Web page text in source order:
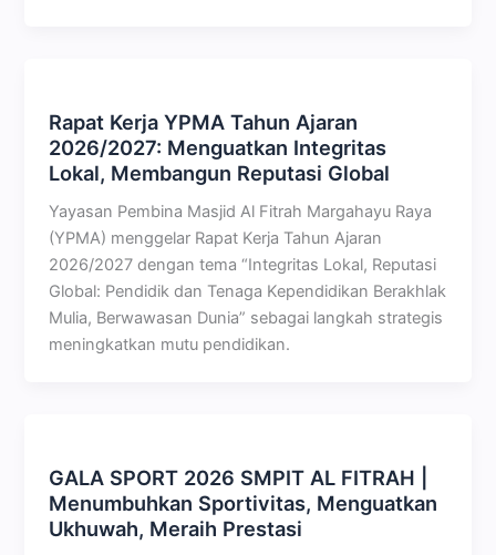
Rapat Kerja YPMA Tahun Ajaran
2026/2027: Menguatkan Integritas
Lokal, Membangun Reputasi Global
Yayasan Pembina Masjid Al Fitrah Margahayu Raya
(YPMA) menggelar Rapat Kerja Tahun Ajaran
2026/2027 dengan tema “Integritas Lokal, Reputasi
Global: Pendidik dan Tenaga Kependidikan Berakhlak
Mulia, Berwawasan Dunia” sebagai langkah strategis
meningkatkan mutu pendidikan.
GALA SPORT 2026 SMPIT AL FITRAH |
Menumbuhkan Sportivitas, Menguatkan
Ukhuwah, Meraih Prestasi